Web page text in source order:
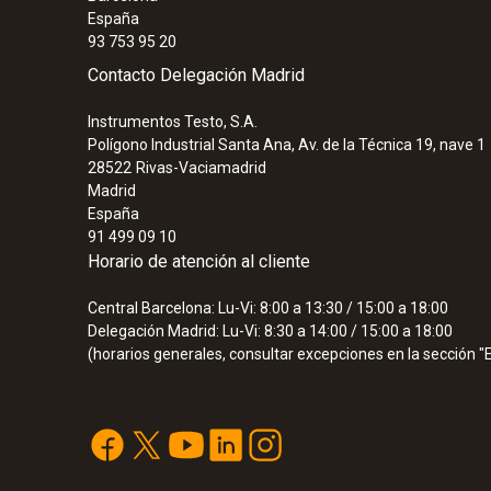
España
93 753 95 20
Contacto Delegación Madrid
Instrumentos Testo, S.A.
Polígono Industrial Santa Ana, Av. de la Técnica 19, nave 1
28522 Rivas-Vaciamadrid
Madrid
España
91 499 09 10
Horario de atención al cliente
Central Barcelona: Lu-Vi: 8:00 a 13:30 / 15:00 a 18:00
Delegación Madrid: Lu-Vi: 8:30 a 14:00 / 15:00 a 18:00
(horarios generales, consultar excepciones en la sección